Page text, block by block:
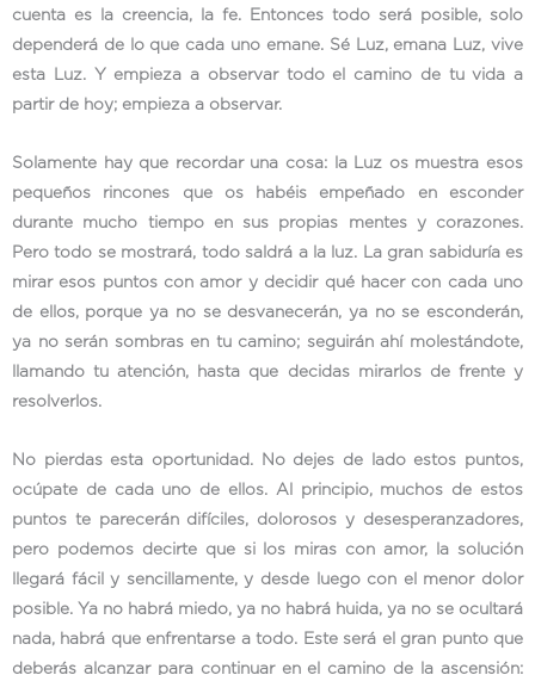
cuenta es la creencia, la fe. Entonces todo será posible, solo
dependerá de lo que cada uno emane. Sé Luz, emana Luz, vive
esta Luz. Y empieza a observar todo el camino de tu vida a
partir de hoy; empieza a observar.
Solamente hay que recordar una cosa: la Luz os muestra esos
pequeños rincones que os habéis empeñado en esconder
durante mucho tiempo en sus propias mentes y corazones.
Pero todo se mostrará, todo saldrá a la luz. La gran sabiduría es
mirar esos puntos con amor y decidir qué hacer con cada uno
de ellos, porque ya no se desvanecerán, ya no se esconderán,
ya no serán sombras en tu camino; seguirán ahí molestándote,
llamando tu atención, hasta que decidas mirarlos de frente y
resolverlos.
No pierdas esta oportunidad. No dejes de lado estos puntos,
ocúpate de cada uno de ellos. Al principio, muchos de estos
puntos te parecerán difíciles, dolorosos y desesperanzadores,
pero podemos decirte que si los miras con amor, la solución
llegará fácil y sencillamente, y desde luego con el menor dolor
posible. Ya no habrá miedo, ya no habrá huida, ya no se ocultará
nada, habrá que enfrentarse a todo. Este será el gran punto que
deberás alcanzar para continuar en el camino de la ascensión: